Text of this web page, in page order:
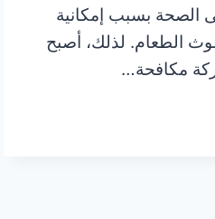
بسبب إمكانية
الطعام. لذلك، أصبح
مكافحة…